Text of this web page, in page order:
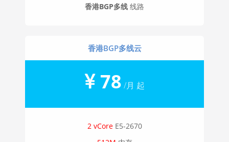
香港BGP多线 线路
香港BGP多线云
78 /月 起
2 vCoreE5-2670